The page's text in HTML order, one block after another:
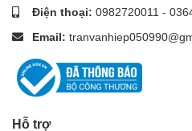
Điện thoại: 0982720011 -
Email:
Hỗ trợ